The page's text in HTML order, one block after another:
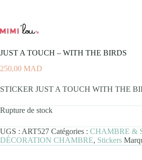
JUST A TOUCH – WITH THE BIRDS
250,00 MAD
STICKER JUST A TOUCH WITH THE
Rupture de stock
UGS : ART527 Catégories : CHAMBRE &
DÉCORATION CHAMBRE, Stickers